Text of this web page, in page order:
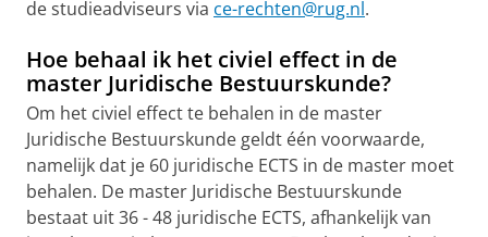
de studieadviseurs via ce-rechten@rug.nl.
Hoe behaal ik het civiel effect in de
master Juridische Bestuurskunde?
Om het civiel effect te behalen in de master
Juridische Bestuurskunde geldt één voorwaarde,
namelijk dat je 60 juridische ECTS in de master moet
behalen. De master Juridische Bestuurskunde
bestaat uit 36 - 48 juridische ECTS, afhankelijk van